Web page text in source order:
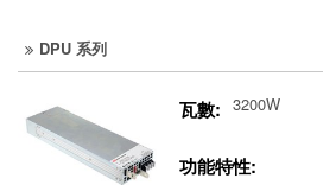
DPU 系列
瓦數: 3200W
功能特性: